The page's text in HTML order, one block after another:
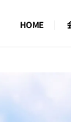
HOME